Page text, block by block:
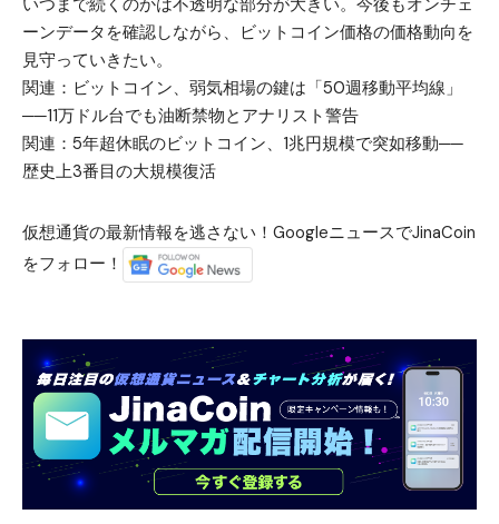
ーンデータを確認しながら、ビットコイン価格の価格動向を
見守っていきたい。
関連： ビットコイン、弱気相場の鍵は「50週移動平均線」
──11万ドル台でも油断禁物とアナリスト警告
関連： 5年超休眠のビットコイン、1兆円規模で突如移動──
歴史上3番目の大規模復活
仮想通貨の最新情報を逃さない！GoogleニュースでJinaCoin
をフォロー！